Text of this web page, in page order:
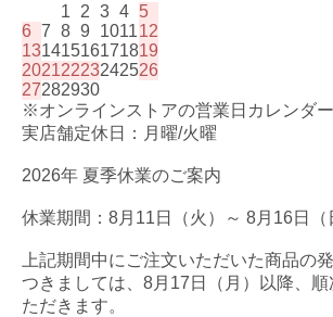
1
2 3 4 5
6 7 8 9 101112
13141516171819
20212223242526
27282930
※オンラインストアの営業日カレンダー
実店舗定休日：月曜/火曜
2026年 夏季休業のご案内
休業期間：8月11日（火）～ 8月16日（
上記期間中にご注文いただいた商品の
つきましては、8月17日（月）以降、
ただきます。